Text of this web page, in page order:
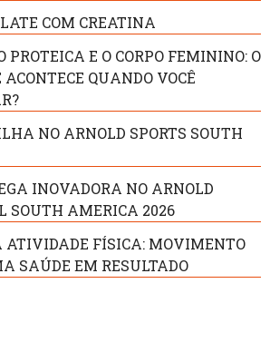
COM CREATINA
PROTEICA E O CORPO FEMININO: O
QUANDO VOCÊ
NO ARNOLD SPORTS SOUTH
INOVADORA NO ARNOLD
SOUTH AMERICA 2026
FÍSICA: MOVIMENTO
SAÚDE EM RESULTADO